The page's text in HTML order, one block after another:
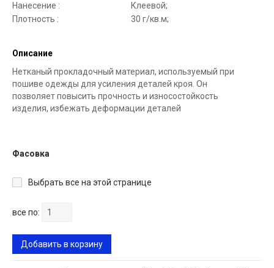
Нанесение :
Клеевой;
Плотность :
30 г/кв.м;
Описание
Нетканый прокладочный материал, используемый при
пошиве одежды для усиления деталей кроя. Он
позволяет повысить прочность и износостойкость
изделия, избежать деформации деталей
Фасовка
Выбрать все на этой странице
все по:
Добавить в корзину